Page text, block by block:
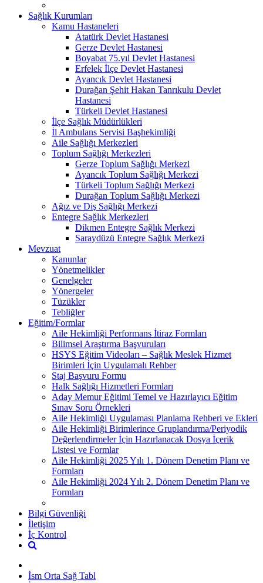
Sağlık Kurumları
Kamu Hastaneleri
Atatürk Devlet Hastanesi
Gerze Devlet Hastanesi
Boyabat 75.yıl Devlet Hastanesi
Erfelek İlçe Devlet Hastanesi
Ayancık Devlet Hastanesi
Durağan Şehit Hakan Tanrıkulu Devlet
Hastanesi
Türkeli Devlet Hastanesi
İlçe Sağlık Müdürlükleri
İl Ambulans Servisi Başhekimliği
Aile Sağlığı Merkezleri
Toplum Sağlığı Merkezleri
Gerze Toplum Sağlığı Merkezi
Ayancık Toplum Sağlığı Merkezi
Türkeli Toplum Sağlığı Merkezi
Durağan Toplum Sağlığı Merkezi
Ağız ve Diş Sağlığı Merkezi
Entegre Sağlık Merkezleri
Dikmen Entegre Sağlık Merkezi
Saraydüzü Entegre Sağlık Merkezi
Mevzuat
Kanunlar
Yönetmelikler
Genelgeler
Yönergeler
Tüzükler
Tebliğler
Eğitim/Formlar
Aile Hekimliği Performans İtiraz Formları
Bilimsel Araştırma Başvuruları
HSYS Eğitim Videoları – Sağlık Meslek Hizmet
Birimleri İçin Uygulamalı Rehber
Staj Başvuru Formu
Halk Sağlığı Hizmetleri Formları
Aday Memur Eğitimi Temel ve Hazırlayıcı Eğitim
Sınav Soru Örnekleri
Aile Hekimliği Uygulaması Planlama Rehberi ve Ekleri
Aile Hekimliği Birimlerince Gruplandırma/Periyodik
Değerlendirmeler İçin Hazırlanacak Dosya İçerik
Listesi ve Formlar
Aile Hekimliği 2025 Yılı 1. Dönem Denetim Planı ve
Formları
Aile Hekimliği 2024 Yılı 2. Dönem Denetim Planı ve
Formları
Bilgi Güvenliği
İletişim
İç Kontrol
İsm Orta Sağ Tabl